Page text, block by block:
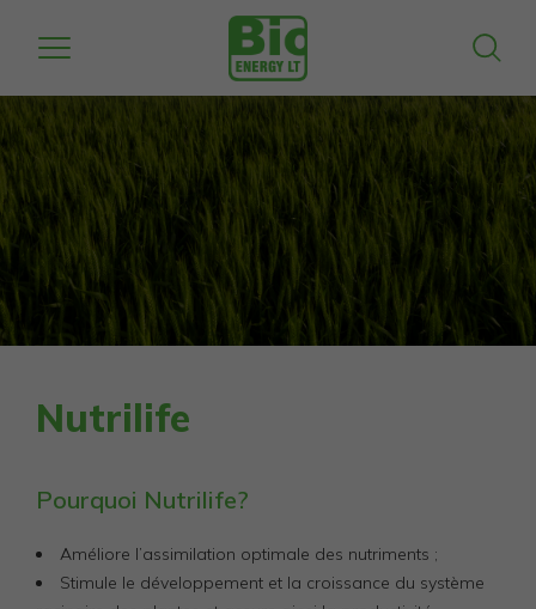
Nutrilife
Pourquoi Nutrilife?
Améliore l’assimilation optimale des nutriments ;
Stimule le développement et la croissance du système